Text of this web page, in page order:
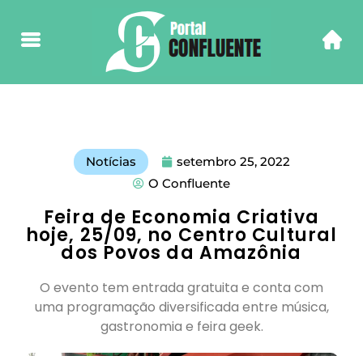
Notícias
setembro 25, 2022
O Confluente
Feira de Economia Criativa
hoje, 25/09, no Centro Cultural
dos Povos da Amazônia
O evento tem entrada gratuita e conta com
uma programação diversificada entre música,
gastronomia e feira geek.